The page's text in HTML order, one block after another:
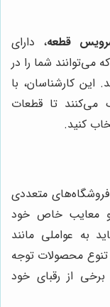
قطعه، دارای
شما را در
این کارشناسان، با
تا قطعات
کنید.
متعددی
و معایب خاص خود
به عواملی مانند
محصولات توجه
برخی از رقبای خود